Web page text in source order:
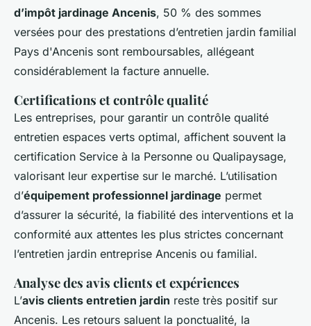
d’impôt jardinage Ancenis, 50 % des sommes
versées pour des prestations d’entretien jardin familial
Pays d'Ancenis sont remboursables, allégeant
considérablement la facture annuelle.
Certifications et contrôle qualité
Les entreprises, pour garantir un contrôle qualité
entretien espaces verts optimal, affichent souvent la
certification Service à la Personne ou Qualipaysage,
valorisant leur expertise sur le marché. L’utilisation
d’équipement professionnel jardinage permet
d’assurer la sécurité, la fiabilité des interventions et la
conformité aux attentes les plus strictes concernant
l’entretien jardin entreprise Ancenis ou familial.
Analyse des avis clients et expériences
L’avis clients entretien jardin reste très positif sur
Ancenis. Les retours saluent la ponctualité, la